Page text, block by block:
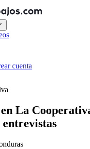
cuenta
La